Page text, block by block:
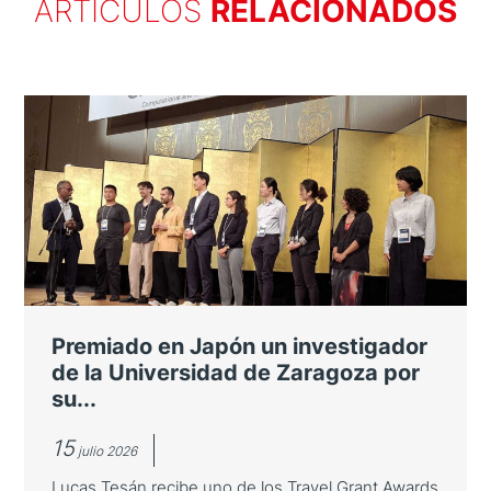
ARTÍCULOS RELACIONADOS
Premiado en Japón un investigador
de la Universidad de Zaragoza por
su...
15 julio 2026